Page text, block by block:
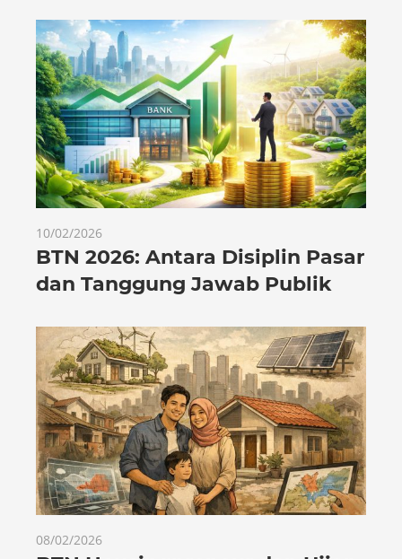
10/02/2026
BTN 2026: Antara Disiplin Pasar
dan Tanggung Jawab Publik
08/02/2026